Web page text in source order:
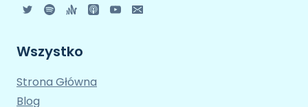
Wszystko
Strona Główna
Blog